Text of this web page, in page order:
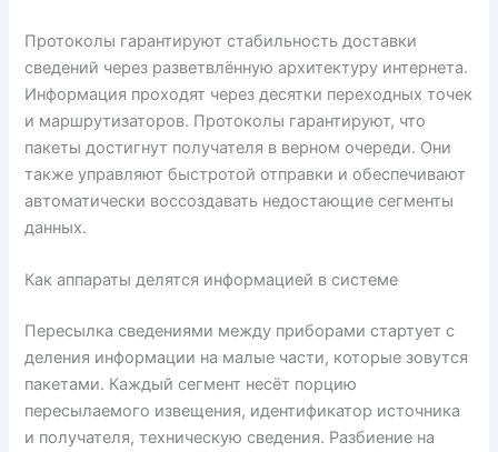
Протоколы гарантируют стабильность доставки
сведений через разветвлённую архитектуру интернета.
Информация проходят через десятки переходных точек
и маршрутизаторов. Протоколы гарантируют, что
пакеты достигнут получателя в верном очереди. Они
также управляют быстротой отправки и обеспечивают
автоматически воссоздавать недостающие сегменты
данных.
Как аппараты делятся информацией в системе
Пересылка сведениями между приборами стартует с
деления информации на малые части, которые зовутся
пакетами. Каждый сегмент несёт порцию
пересылаемого извещения, идентификатор источника
и получателя, техническую сведения. Разбиение на